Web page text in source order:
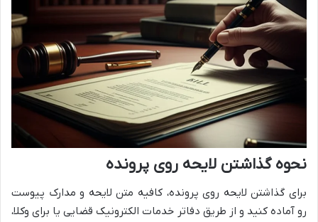
نحوه گذاشتن لایحه روی پرونده
برای گذاشتن لایحه روی پرونده، کافیه متن لایحه و مدارک پیوست
رو آماده کنید و از طریق دفاتر خدمات الکترونیک قضایی یا برای وکلا،